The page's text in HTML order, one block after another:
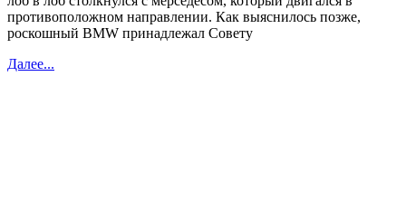
противоположном направлении. Как выяснилось позже,
роскошный BMW принадлежал Совету
Далее...